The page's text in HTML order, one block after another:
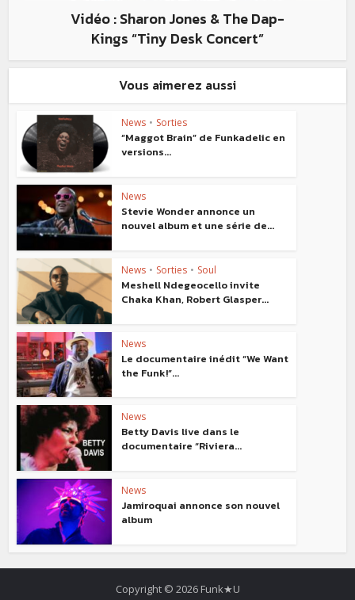
Vidéo : Sharon Jones & The Dap-
Kings “Tiny Desk Concert”
Vous aimerez aussi
News • Sorties
“Maggot Brain” de Funkadelic en
versions...
News
Stevie Wonder annonce un
nouvel album et une série de...
News • Sorties • Soul
Meshell Ndegeocello invite
Chaka Khan, Robert Glasper...
News
Le documentaire inédit “We Want
the Funk!”...
News
Betty Davis live dans le
documentaire “Riviera...
News
Jamiroquai annonce son nouvel
album
Copyright © 2026 Funk★U